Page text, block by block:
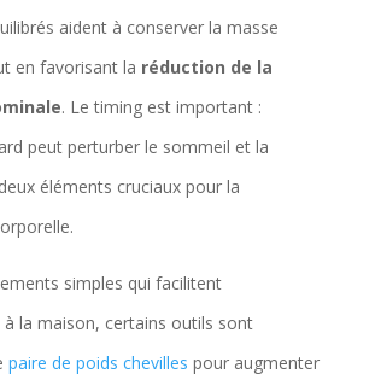
aident à conserver la masse
en favorisant la réduction de la
. Le timing est important :
peut perturber le sommeil et la
éléments cruciaux pour la
simples qui facilitent
à la maison, certains outils sont
paire de poids chevilles pour augmenter